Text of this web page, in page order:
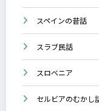
スペインの昔話
スラブ民話
スロベニア
セルビアのむかし